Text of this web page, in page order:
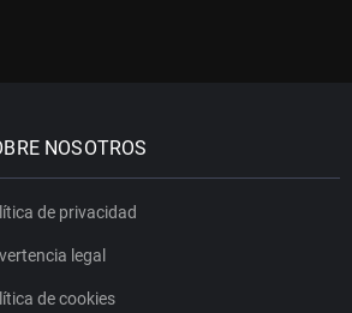
NOSOTROS
de privacidad
legal
de cookies